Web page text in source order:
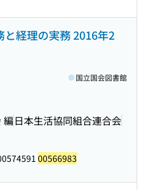
と経理の実務 2016年2
編日本生活協同組合連合会
国立国会図書館
00566983